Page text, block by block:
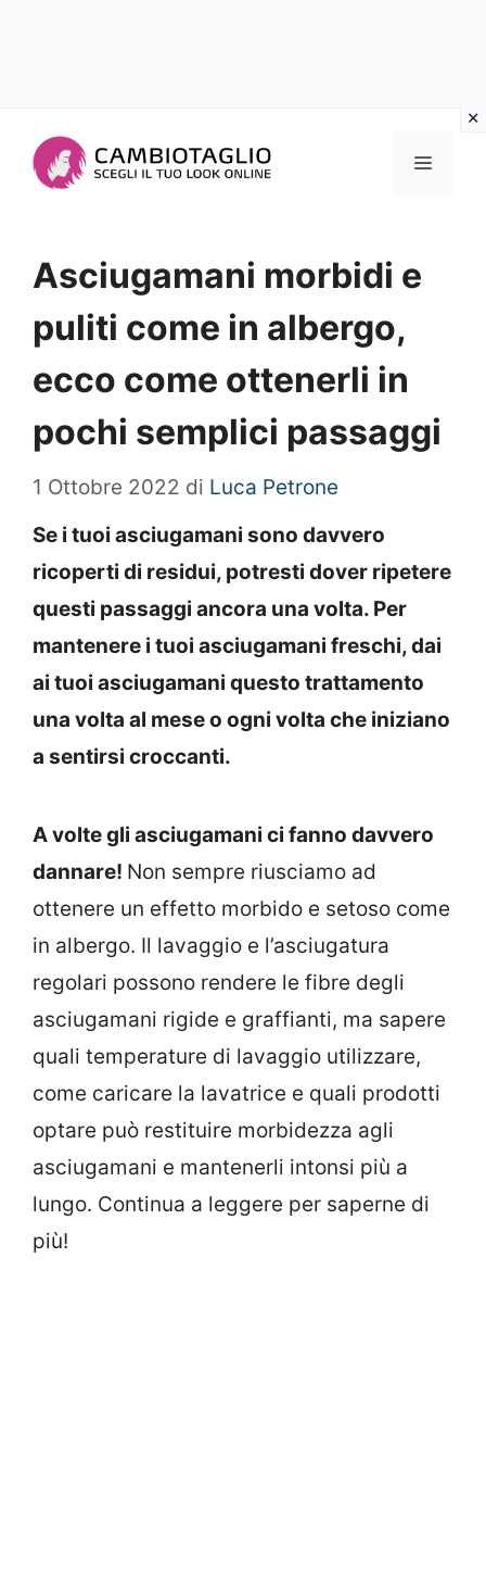
Menu
Asciugamani morbidi e
puliti come in albergo,
ecco come ottenerli in
pochi semplici passaggi
1 Ottobre 2022 di Luca Petrone
Se i tuoi asciugamani sono davvero
ricoperti di residui, potresti dover ripetere
questi passaggi ancora una volta. Per
mantenere i tuoi asciugamani freschi, dai
ai tuoi asciugamani questo trattamento
una volta al mese o ogni volta che iniziano
a sentirsi croccanti.
A volte gli asciugamani ci fanno davvero
dannare! Non sempre riusciamo ad
ottenere un effetto morbido e setoso come
in albergo. Il lavaggio e l’asciugatura
regolari possono rendere le fibre degli
asciugamani rigide e graffianti, ma sapere
quali temperature di lavaggio utilizzare,
come caricare la lavatrice e quali prodotti
optare può restituire morbidezza agli
asciugamani e mantenerli intonsi più a
lungo. Continua a leggere per saperne di
più!